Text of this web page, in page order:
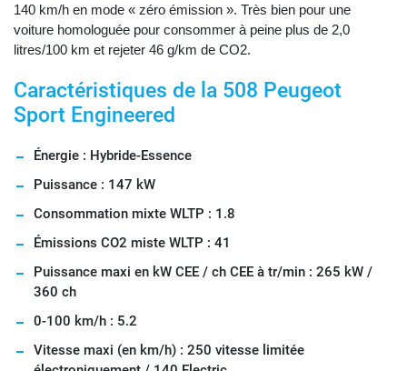
140 km/h en mode « zéro émission ». Très bien pour une
voiture homologuée pour consommer à peine plus de 2,0
litres/100 km et rejeter 46 g/km de CO2.
Caractéristiques de la 508 Peugeot
Sport Engineered
Énergie : Hybride-Essence
Puissance : 147 kW
Consommation mixte WLTP : 1.8
Émissions CO2 miste WLTP : 41
Puissance maxi en kW CEE / ch CEE à tr/min : 265 kW /
360 ch
0-100 km/h : 5.2
Vitesse maxi (en km/h) : 250 vitesse limitée